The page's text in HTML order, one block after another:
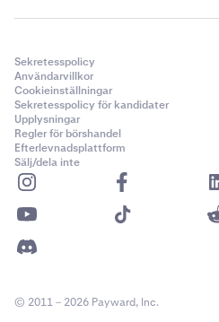
Sekretesspolicy
Användarvillkor
Cookieinställningar
Sekretesspolicy för kandidater
Upplysningar
Regler för börshandel
Efterlevnadsplattform
Sälj/dela inte
© 2011 – 2026 Payward, Inc.